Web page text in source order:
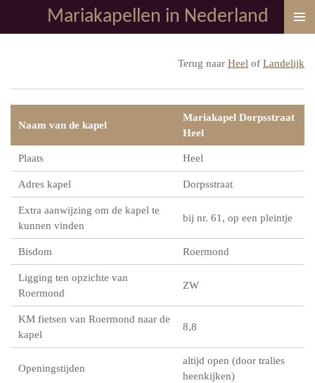
direct
Mariakapellen in Nederland
Terug naar Heel of Landelijk
Naam van de kapel
Mariakapel Dorpsstraat
Heel
Plaats Heel
Adres kapel Dorpsstraat
Extra aanwijzing om de kapel te
kunnen vinden
bij nr. 61, op een pleintje
Bisdom Roermond
Ligging ten opzichte van
Roermond
ZW
KM fietsen van Roermond naar de
kapel
8,8
Openingstijden
altijd open (door tralies
heenkijken)